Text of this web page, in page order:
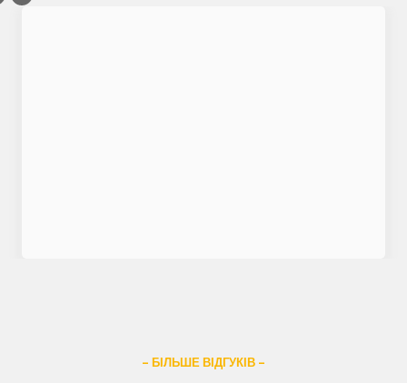
– БІЛЬШЕ ВІДГУКІВ –